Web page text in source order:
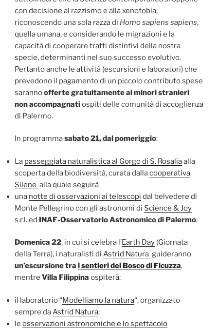
con decisione al razzismo e alla xenofobia,
riconoscendo una sola razza di Homo sapiens sapiens,
quella umana, e considerando le migrazioni e la
capacità di cooperare tratti distintivi della nostra
specie, determinanti nel suo successo evolutivo.
Pertanto anche le attività (escursioni e laboratori) che
prevedono il pagamento di un piccolo contributo spese
sarannoofferte gratuitamente ai minori stranieri
non accompagnatiospiti delle comunità di accoglienza
di Palermo.
In programmasabato 21, dal pomeriggio:
La passeggiata naturalistica al Gorgo di S. Rosaliaalla
scoperta della biodiversità, curata dallacooperativa
Silene alla quale seguirà
una notte di osservazioni ai telescopi dal belvedere di
Monte Pellegrino con gli astronomi di Science & Joy
s.r.l. ed INAF-Osservatorio Astronomico di Palermo;
Domenica 22, in cui si celebra l’Earth Day (Giornata
della Terra), i naturalisti di Astrid Natura guideranno
un’escursione tra i sentieri del Bosco di Ficuzza,
mentre Villa Filippina ospiterà:
il laboratorio “Modelliamo la natura“, organizzato
sempre daAstrid Natura;
le osservazioni astronomiche e lo spettacolo